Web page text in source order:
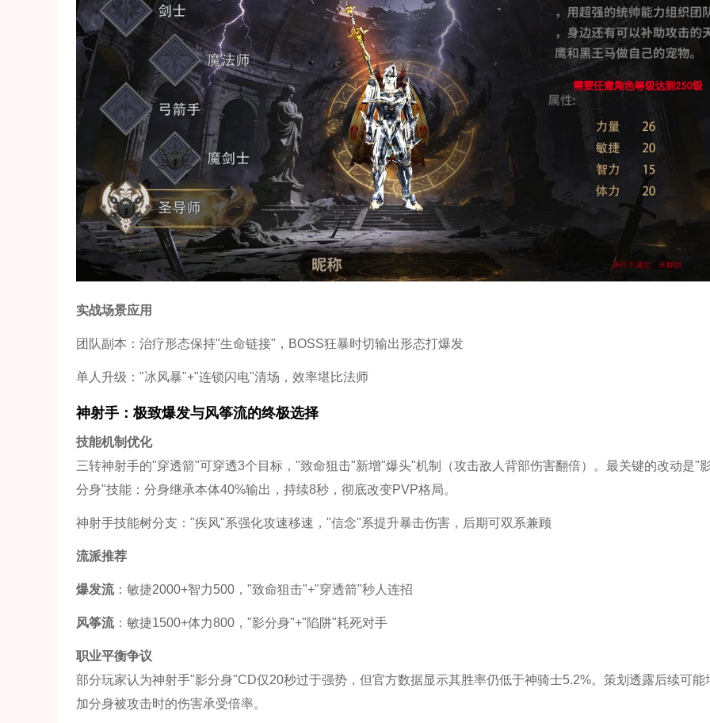
实战场景应用
团队副本：治疗形态保持"生命链接"，BOSS狂暴时切输出形态打爆发
单人升级："冰风暴"+"连锁闪电"清场，效率堪比法师
神射手：极致爆发与风筝流的终极选择
技能机制优化
三转神射手的"穿透箭"可穿透3个目标，"致命狙击"新增"爆头"机制（攻击敌人背部伤害翻倍）。最关键的改动是"
分身"技能：分身继承本体40%输出，持续8秒，彻底改变PVP格局。
神射手技能树分支："疾风"系强化攻速移速，"信念"系提升暴击伤害，后期可双系兼顾
流派推荐
爆发流：敏捷2000+智力500，"致命狙击"+"穿透箭"秒人连招
风筝流：敏捷1500+体力800，"影分身"+"陷阱"耗死对手
职业平衡争议
部分玩家认为神射手"影分身"CD仅20秒过于强势，但官方数据显示其胜率仍低于神骑士5.2%。策划透露后续可能
加分身被攻击时的伤害承受倍率。